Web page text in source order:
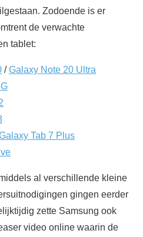
Zodoende is er
de verwachte
tablet:
/Galaxy Note 20 Ultra
Tab 7 Plus
al verschillende kleine
gingen eerder
zette Samsung ook
video online waarin de